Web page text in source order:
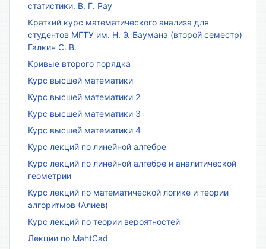
статистики. В. Г. Рау
Краткий курс математического анализа для
студентов МГТУ им. Н. Э. Баумана (второй семестр)
Галкин С. В.
Кривые второго порядка
Курс высшей математики
Курс высшей математики 2
Курс высшей математики 3
Курс высшей математики 4
Курс лекций по линейной алгебре
Курс лекций по линейной алгебре и аналитической
геометрии
Курс лекций по математической логике и теории
алгоритмов (Алиев)
Курс лекций по теории вероятностей
Лекции по MahtCad